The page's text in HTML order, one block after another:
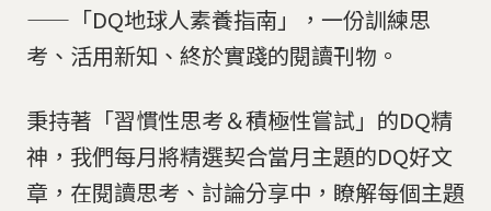
——「DQ地球人素養指南」，一份訓練思
考、活用新知、終於實踐的閱讀刊物。
秉持著「習慣性思考＆積極性嘗試」的DQ精
神，我們每月將精選契合當月主題的DQ好文
章，在閱讀思考、討論分享中，瞭解每個主題